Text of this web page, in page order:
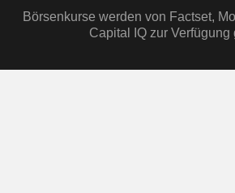
Börsenkurse werden von Factset,
Capital IQ zur Verfügung